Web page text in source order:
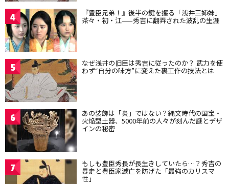
4 『豊臣兄弟！』後半の鍵を握る「浅井三姉妹」
茶々・初・江——秀吉に翻弄された波乱の生涯
5 なぜ浅井の旧臣は秀吉に従ったのか？ 武力を使
わず“自分の味方”に変えた裏工作の技法とは
6 あの装飾は「炎」ではない？縄文時代の国宝・
火焔型土器、5000年前の人々が刻んだ謎とデザ
インの秘密
7 もしも豊臣秀長が長生きしていたら…？秀吉の
暴走と豊臣家滅亡を防げた「最強のカリスマ
性」